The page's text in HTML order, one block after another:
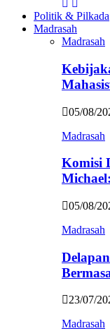
Politik & Pilkada
Madrasah
Madrasah
05/08/
Madrasah
Komisi
05/08/
Madrasah
23/07/
Madrasah